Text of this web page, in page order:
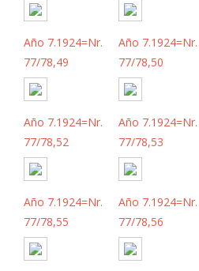
Año 7.1924=Nr.
77/78,49
Año 7.1924=Nr.
77/78,50
Año 7.1924=Nr.
77/78,52
Año 7.1924=Nr.
77/78,53
Año 7.1924=Nr.
77/78,55
Año 7.1924=Nr.
77/78,56